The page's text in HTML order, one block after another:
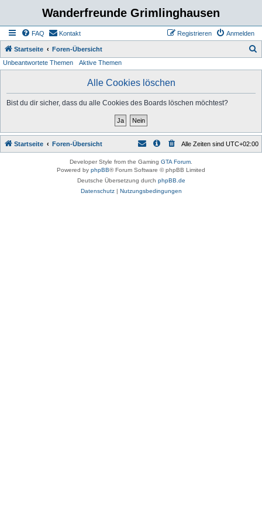
Wanderfreunde Grimlinghausen
FAQ Kontakt Anmelden
Registrieren
Startseite Foren-Übersicht
Unbeantwortete Themen Aktive Themen
Alle Cookies löschen
Bist du dir sicher, dass du alle Cookies des Boards löschen möchtest?
Startseite Foren-Übersicht Alle Zeiten sind UTC+02:00
Developer Style from the Gaming GTA Forum
Powered by phpBB® Forum Software © phpBB Limited
Deutsche Übersetzung durch phpBB.de
Datenschutz| Nutzungsbedingungen